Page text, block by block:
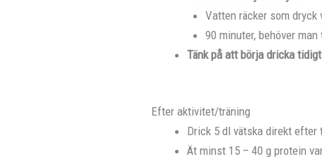
Vatten räcker som dryck
90 minuter, behöver
Tänk på att börja dricka
Efter aktivitet/träning
Drick 5 dl vätska direkt
Ät minst 15 – 40 g protein